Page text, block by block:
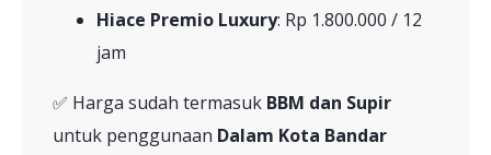
Hiace Premio Luxury: Rp 1.800.000 / 12
jam
✅ Harga sudah termasuk BBM dan Supir
untuk penggunaan Dalam Kota Bandar